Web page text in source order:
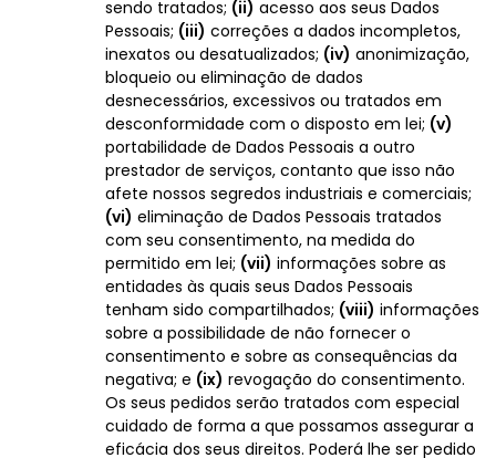
sendo tratados; (ii) acesso aos seus Dados
Pessoais; (iii) correções a dados incompletos,
inexatos ou desatualizados; (iv) anonimização,
bloqueio ou eliminação de dados
desnecessários, excessivos ou tratados em
desconformidade com o disposto em lei; (v)
portabilidade de Dados Pessoais a outro
prestador de serviços, contanto que isso não
afete nossos segredos industriais e comerciais;
(vi) eliminação de Dados Pessoais tratados
com seu consentimento, na medida do
permitido em lei; (vii) informações sobre as
entidades às quais seus Dados Pessoais
tenham sido compartilhados; (viii) informações
sobre a possibilidade de não fornecer o
consentimento e sobre as consequências da
negativa; e (ix) revogação do consentimento.
Os seus pedidos serão tratados com especial
cuidado de forma a que possamos assegurar a
eficácia dos seus direitos. Poderá lhe ser pedido